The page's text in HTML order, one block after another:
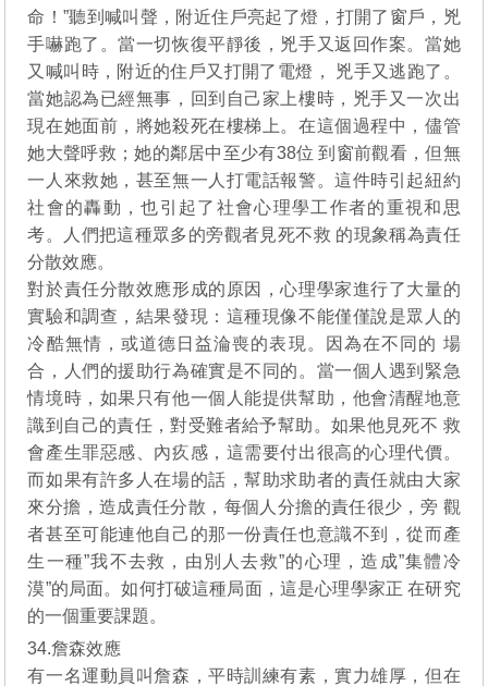
命！”聽到喊叫聲，附近住戶亮起了燈，打開了窗戶，兇
手嚇跑了。當一切恢復平靜後，兇手又返回作案。當她
又喊叫時，附近的住戶又打開了電燈， 兇手又逃跑了。
當她認為已經無事，回到自己家上樓時，兇手又一次出
現在她面前，將她殺死在樓梯上。在這個過程中，儘管
她大聲呼救；她的鄰居中至少有38位 到窗前觀看，但無
一人來救她，甚至無一人打電話報警。這件時引起紐約
社會的轟動，也引起了社會心理學工作者的重視和思
考。人們把這種眾多的旁觀者見死不救 的現象稱為責任
分散效應。
對於責任分散效應形成的原因，心理學家進行了大量的
實驗和調查，結果發現：這種現像不能僅僅說是眾人的
冷酷無情，或道德日益淪喪的表​​現。因為在不同的 場
合，人們的援助行為確實是不同的。當一個人遇到緊急
情境時，如果只有他一個人能提供幫助，他會清醒地意
識到自己的責任，對受難者給予幫助。如果他見死不 救
會產生罪惡感、內疚感，這需要付出很高的心理代價。
而如果有許多人在場的話，幫助求助者的責任就由大家
來分擔，造成責任分散，每個人分擔的責任很少，旁 觀
者甚至可能連他自己的那一份責任也意識不到，從而產
生一種”我不去救，由別人去救”的心理，造成”集體冷
漠”的局面。如何打破這種局面，這是心理學家正 在研究
的一個重要課題。
34.詹森效應
有一名運動員叫詹森，平時訓練有素，實力雄厚，但在